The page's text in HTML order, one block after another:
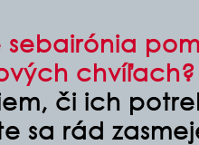
sebairónia
chvíľach?
či ich
sa rád